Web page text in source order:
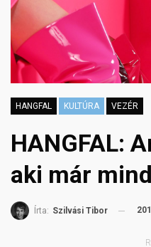
HANGFAL KULTÚRA VEZÉR
HANGFAL:
aki már
Írta: Szilvási Tibor